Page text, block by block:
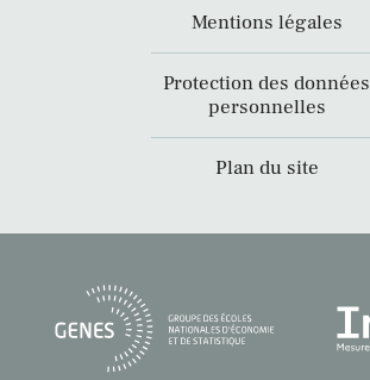
Mentions légales
Protection des données
personnelles
Plan du site